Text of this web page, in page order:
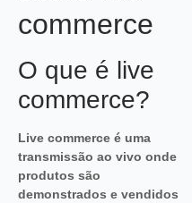
commerce
O que é live
commerce?
Live commerce é uma
transmissão ao vivo onde
produtos são
demonstrados e vendidos